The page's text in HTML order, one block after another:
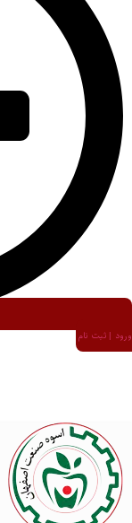
ورود | ثبت نام